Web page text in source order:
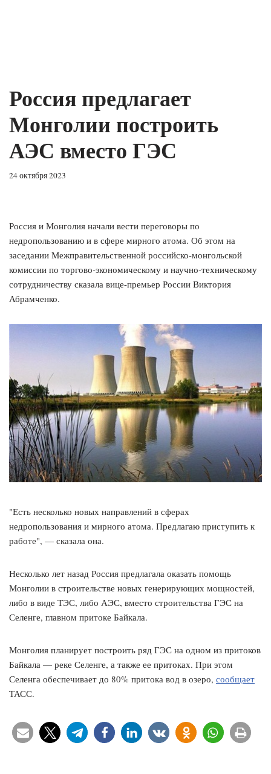
Россия предлагает
Монголии построить
АЭС вместо ГЭС
24 октября 2023
Россия и Монголия начали вести переговоры по
недропользованию и в сфере мирного атома. Об этом на
заседании Межправительственной российско-монгольской
комиссии по торгово-экономическому и научно-техническому
сотрудничеству сказала вице-премьер России Виктория
Абрамченко.
"Есть несколько новых направлений в сферах
недропользования и мирного атома. Предлагаю приступить к
работе", — сказала она.
Несколько лет назад Россия предлагала оказать помощь
Монголии в строительстве новых генерирующих мощностей,
либо в виде ТЭС, либо АЭС, вместо строительства ГЭС на
Селенге, главном притоке Байкала.
Монголия планирует построить ряд ГЭС на одном из притоков
Байкала — реке Селенге, а также ее притоках. При этом
Селенга обеспечивает до 80% притока вод в озеро, сообщает
ТАСС.